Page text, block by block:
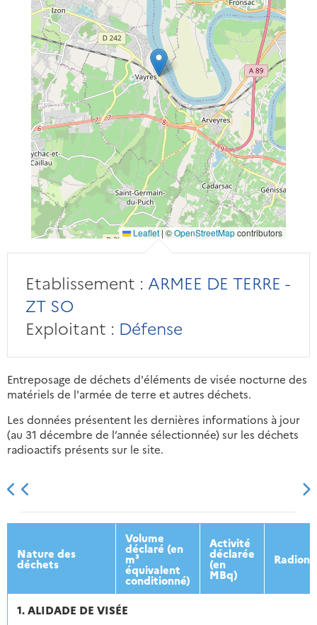
Leaflet | ©OpenStreetMapcontributors
Etablissement : ARMEE DE TERRE -
ZT SO
Exploitant : Défense
Entreposage de déchets d'éléments de visée nocturne des
matériels de l'armée de terre et autres déchets.
Les données présentent les dernières informations à jour
(au 31 décembre de l’année sélectionnée) sur les déchets
radioactifs présents sur le site.
2013 2014 2015 2016
Nature des
déchets
Volume
déclaré (en
m³
équivalent
conditionné)
Activité
déclarée
(en
MBq)
1. ALIDADE DE VISÉE